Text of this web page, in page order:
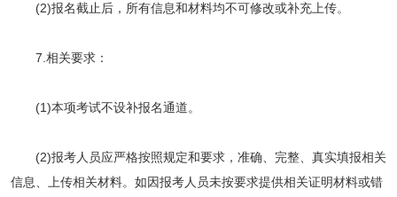
(2)报名截止后，所有信息和材料均不可修改或补充上传。
7.相关要求：
(1)本项考试不设补报名通道。
(2)报考人员应严格按照规定和要求，准确、完整、真实填报相关
信息、上传相关材料。如因报考人员未按要求提供相关证明材料或错